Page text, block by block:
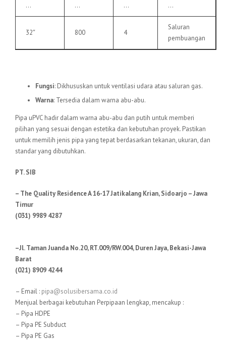
… … … …
32″ 800 4
Saluran
pembuangan
Fungsi: Dikhususkan untuk ventilasi udara atau saluran gas.
Warna: Tersedia dalam warna abu-abu.
Pipa uPVC hadir dalam warna abu-abu dan putih untuk memberi
pilihan yang sesuai dengan estetika dan kebutuhan proyek. Pastikan
untuk memilih jenis pipa yang tepat berdasarkan tekanan, ukuran, dan
standar yang dibutuhkan.
PT. SIB
– The Quality Residence A 16-17 Jatikalang Krian, Sidoarjo – Jawa
Timur
(031) 9989 4287
–Jl. Taman Juanda No.20, RT.009/RW.004, Duren Jaya, Bekasi-Jawa
Barat
(021) 8909 4244
– Email : pipa@solusibersama.co.id
Menjual berbagai kebutuhan Perpipaan lengkap, mencakup :
– Pipa HDPE
– Pipa PE Subduct
– Pipa PE Gas